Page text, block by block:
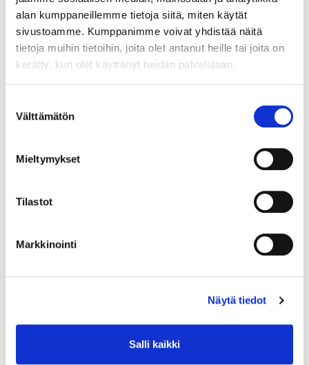
alan kumppaneillemme tietoja siitä, miten käytät
sivustoamme. Kumppanimme voivat yhdistää näitä
tietoja muihin tietoihin, joita olet antanut heille tai joita on
kerätty, kun olet käyttänyt heidän palvelujaan.
valinta
Välttämätön
Mieltymykset
Tilastot
Markkinointi
Näytä tiedot
Salli kaikki
Lue lisää
Kehittämishankkeen toteuttaminen
Moduuli 2: Kehittämishankkeen toteuttaminen ja
toteuttamisen, täytyy päättää projektipäällikkö ja hänen
Lue lisää
Kehittämishankkeen suunnittelu ja